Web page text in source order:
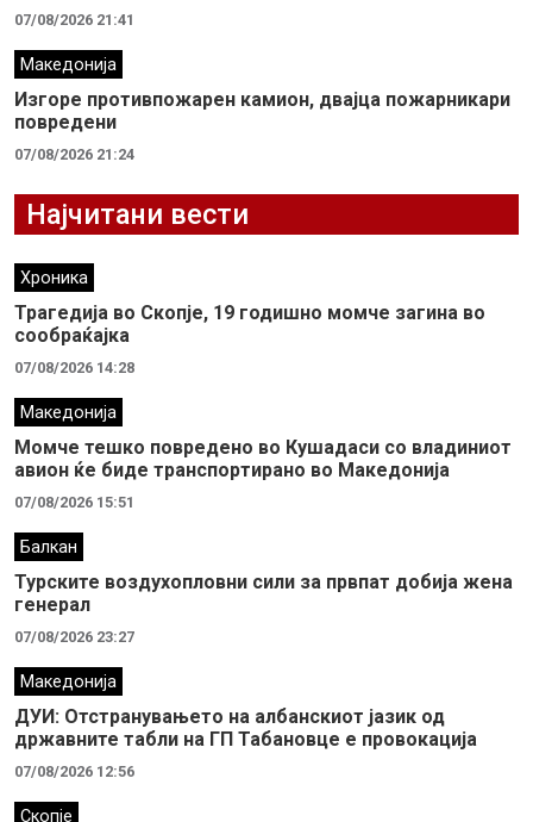
07/08/2026 21:41
Македонија
Изгоре противпожарен камион, двајца пожарникари
повредени
07/08/2026 21:24
Најчитани вести
Хроника
Трагедија во Скопје, 19 годишно момче загина во
сообраќајка
07/08/2026 14:28
Македонија
Момче тешко повредено во Кушадаси со владиниот
авион ќе биде транспортирано во Македонија
07/08/2026 15:51
Балкан
Турските воздухопловни сили за првпат добија жена
генерал
07/08/2026 23:27
Македонија
ДУИ: Отстранувањето на албанскиот јазик од
државните табли на ГП Табановце е провокација
07/08/2026 12:56
Скопје